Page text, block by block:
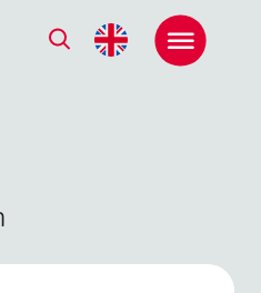
leergangen en opleidingen